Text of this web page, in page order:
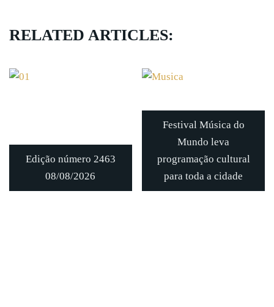
RELATED ARTICLES:
Edição número 2463
08/08/2026
Festival Música do
Mundo leva
programação cultural
para toda a cidade